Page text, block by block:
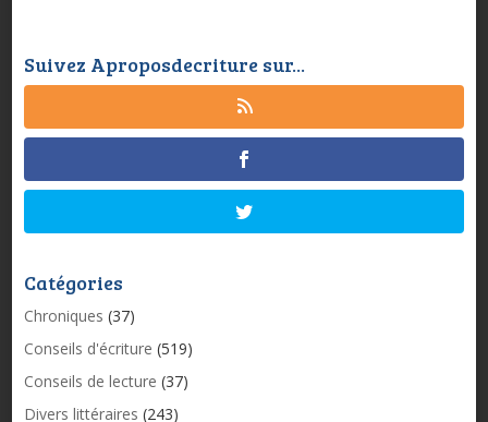
Suivez Aproposdecriture sur...
Catégories
Chroniques (37)
Conseils d'écriture (519)
Conseils de lecture (37)
Divers littéraires (243)